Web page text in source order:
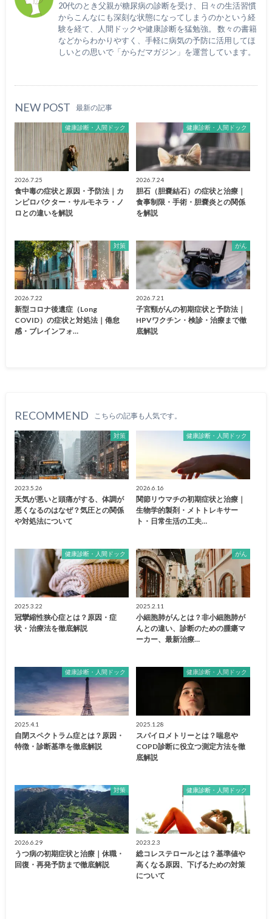
20代のとき父親が糖尿病の診断を受け、日々の生活習慣
からこんなにも深刻な状態になってしまうのかという経
験を経て、人間ドックや健康診断を猛勉強。 数々の書籍
などからわかりやすく、手軽に病気の予防に活用してほ
しいとの思いで「からだマガジン」を運営しています。
NEW POST 最新の記事
健康診断・人間ドック
2026.7.25
食中毒の症状と原因・予防法｜カ
ンピロバクター・サルモネラ・ノ
ロとの違いを解説
健康診断・人間ドック
2026.7.24
胆石（胆嚢結石）の症状と治療｜
食事制限・手術・胆嚢炎との関係
を解説
対策
2026.7.22
新型コロナ後遺症（Long
COVID）の症状と対処法｜倦怠
感・ブレインフォ…
がん
2026.7.21
子宮頸がんの初期症状と予防法｜
HPVワクチン・検診・治療まで徹
底解説
RECOMMEND こちらの記事も人気です。
対策
2023.5.26
天気が悪いと頭痛がする、体調が
悪くなるのはなぜ？気圧との関係
や対処法について
健康診断・人間ドック
2026.6.16
関節リウマチの初期症状と治療｜
生物学的製剤・メトトレキサー
ト・日常生活の工夫…
健康診断・人間ドック
2025.3.22
冠攣縮性狭心症とは？原因・症
状・治療法を徹底解説
がん
2025.2.11
小細胞肺がんとは？非小細胞肺が
んとの違い、診断のための腫瘍マ
ーカー、最新治療…
健康診断・人間ドック
2025.4.1
自閉スペクトラム症とは？原因・
特徴・診断基準を徹底解説
健康診断・人間ドック
2025.1.28
スパイロメトリーとは？喘息や
COPD診断に役立つ測定方法を徹
底解説
対策
2026.6.29
うつ病の初期症状と治療｜休職・
回復・再発予防まで徹底解説
健康診断・人間ドック
2023.2.3
総コレステロールとは？基準値や
高くなる原因、下げるための対策
について